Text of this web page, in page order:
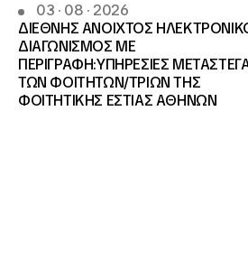
03 · 08 · 2026
ΔΙΕΘΝΗΣ ΑΝΟΙΧΤΟΣ
ΔΙΑΓΩΝΙΣΜΟΣ ΜΕ
ΠΕΡΙΓΡΑΦΗ:ΥΠΗΡΕΣΙΕΣ
ΤΩΝ ΦΟΙΤΗΤΩΝ/ΤΡΙΩΝ ΤΗΣ
ΦΟΙΤΗΤΙΚΗΣ ΕΣΤΙΑΣ ΑΘΗΝΩΝ